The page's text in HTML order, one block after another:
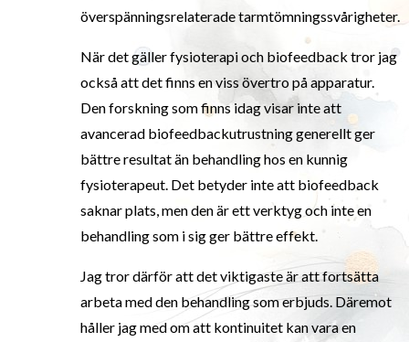
överspänningsrelaterade tarmtömningssvårigheter.
När det gäller fysioterapi och biofeedback tror jag
också att det finns en viss övertro på apparatur.
Den forskning som finns idag visar inte att
avancerad biofeedbackutrustning generellt ger
bättre resultat än behandling hos en kunnig
fysioterapeut. Det betyder inte att biofeedback
saknar plats, men den är ett verktyg och inte en
behandling som i sig ger bättre effekt.
Jag tror därför att det viktigaste är att fortsätta
arbeta med den behandling som erbjuds. Däremot
håller jag med om att kontinuitet kan vara en